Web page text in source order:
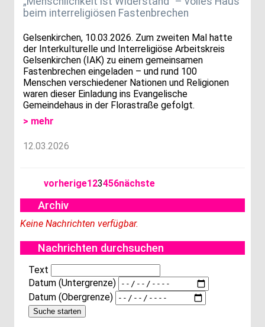
beim interreligiösen Fastenbrechen
Gelsenkirchen, 10.03.2026. Zum zweiten Mal hatte
der Interkulturelle und Interreligiöse Arbeitskreis
Gelsenkirchen (IAK) zu einem gemeinsamen
Fastenbrechen eingeladen – und rund 100
Menschen verschiedener Nationen und Religionen
waren dieser Einladung ins Evangelische
Gemeindehaus in der Florastraße gefolgt.
> mehr
12.03.2026
vorherige1 23456nächste
Archiv
Keine Nachrichten verfügbar.
Nachrichten durchsuchen
Text
Datum (Untergrenze)
Datum (Obergrenze)